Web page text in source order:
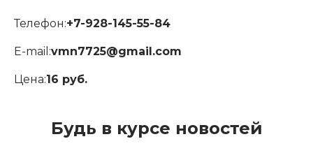
Телефон:+7-928-145-55-84
E-mail:vmn7725@gmail.com
Цена:16 руб.
Будь в курсе новостей